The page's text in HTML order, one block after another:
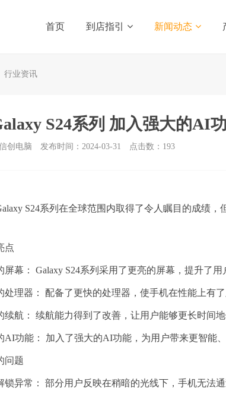
首页 到店指引 新闻动态
行业资讯
S24系列 加入强大的AI
创电脑 发布时间：2024-03-31 点击数： 193
S24系列在全球范围内取得了令人瞩目的成绩，
： Galaxy S24系列采用了更亮的屏幕，提升了用
器： 配备了更快的处理器，使手机在性能上有了
： 续航能力得到了改善，让用户能够更长时间地
能： 加入了强大的AI功能，为用户带来更智能、
题
常： 部分用户反映在稍暗的光线下，手机无法通